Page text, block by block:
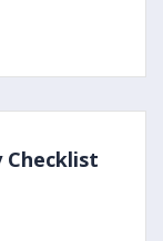
Checklist